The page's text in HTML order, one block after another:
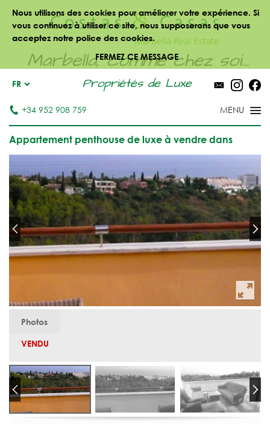
Nous utilisons des cookies pour améliorer votre expérience. Si
vous continuez à utiliser ce site, nous supposerons que vous
acceptez notre police des cookies.
FERMEZ CE MESSAGE
Marbella, comme chez soi...
Propriétés de Luxe
FR
+34 952 908 759
Appartement penthouse de luxe à vendre dans
Photos
VENDU